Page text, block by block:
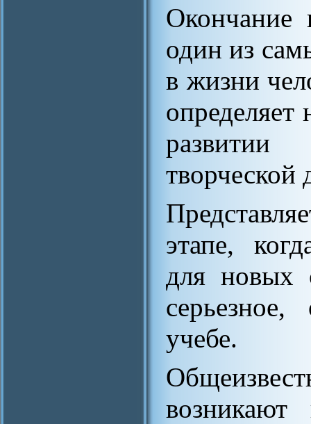
Окончание
один из
в жизни
творческой
этапе,
для новых
учебе.